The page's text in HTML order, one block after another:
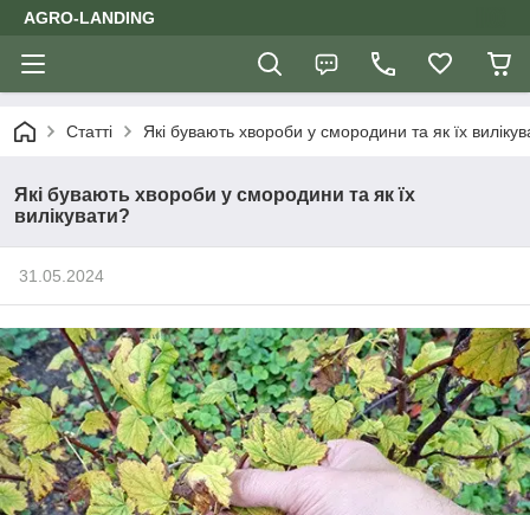
AGRO-LANDING
Статті Які бувають хвороби у смородини та як їх
Які бувають хвороби у смородини та як їх
вилікувати?
31.05.2024